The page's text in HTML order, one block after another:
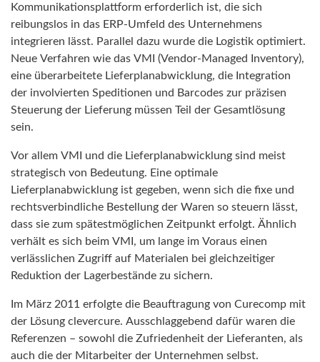
Kommunikationsplattform erforderlich ist, die sich
reibungslos in das ERP-Umfeld des Unternehmens
integrieren lässt. Parallel dazu wurde die Logistik optimiert.
Neue Verfahren wie das VMI (Vendor-Managed Inventory),
eine überarbeitete Lieferplanabwicklung, die Integration
der involvierten Speditionen und Barcodes zur präzisen
Steuerung der Lieferung müssen Teil der Gesamtlösung
sein.
Vor allem VMI und die Lieferplanabwicklung sind meist
strategisch von Bedeutung. Eine optimale
Lieferplanabwicklung ist gegeben, wenn sich die fixe und
rechtsverbindliche Bestellung der Waren so steuern lässt,
dass sie zum spätestmöglichen Zeitpunkt erfolgt. Ähnlich
verhält es sich beim VMI, um lange im Voraus einen
verlässlichen Zugriff auf Materialen bei gleichzeitiger
Reduktion der Lagerbestände zu sichern.
Im März 2011 erfolgte die Beauftragung von Curecomp mit
der Lösung clevercure. Ausschlaggebend dafür waren die
Referenzen – sowohl die Zufriedenheit der Lieferanten, als
auch die der Mitarbeiter der Unternehmen selbst.